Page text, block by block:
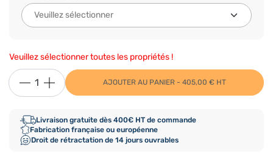
Veuillez sélectionner toutes les propriétés !
AJOUTER AU PANIER - 405,00 € HT
Livraison gratuite dès 400€ HT de commande
Fabrication française ou européenne
Droit de rétractation de 14 jours ouvrables